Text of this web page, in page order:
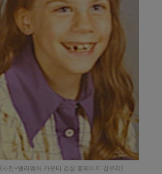
진=델라웨어 카운티 검찰 홈페이지 갈무리)